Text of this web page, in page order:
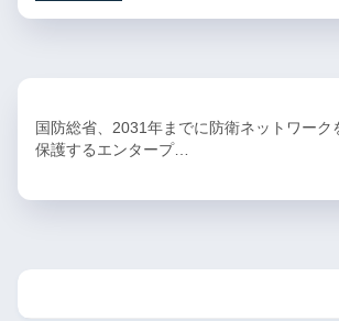
国防総省、2031年までに防衛ネットワーク
保護するエンタープ…